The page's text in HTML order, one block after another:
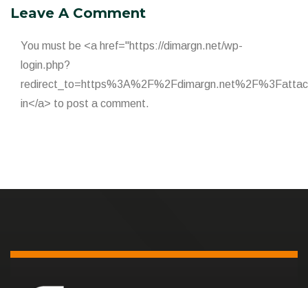
Leave A Comment
You must be <a href="https://dimargn.net/wp-
login.php?
in</a> to post a comment.